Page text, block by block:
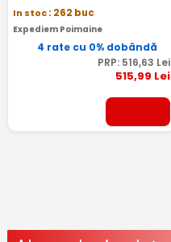
In stoc: 262 buc
Expediem Poimaine
4 rate cu 0% dobândă
PRP: 516,63 Lei
515,99 Lei